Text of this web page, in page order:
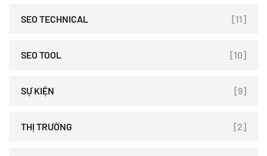
SEO TECHNICAL [11]
SEO TOOL [10]
SỰ KIỆN [9]
THỊ TRƯỜNG [2]